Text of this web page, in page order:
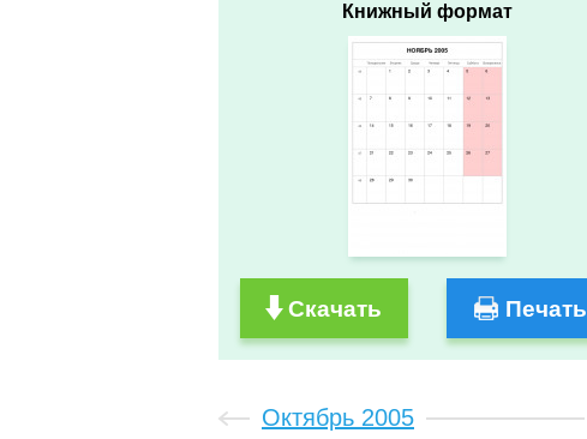
Книжный формат
Скачать Печать
Октябрь 2005